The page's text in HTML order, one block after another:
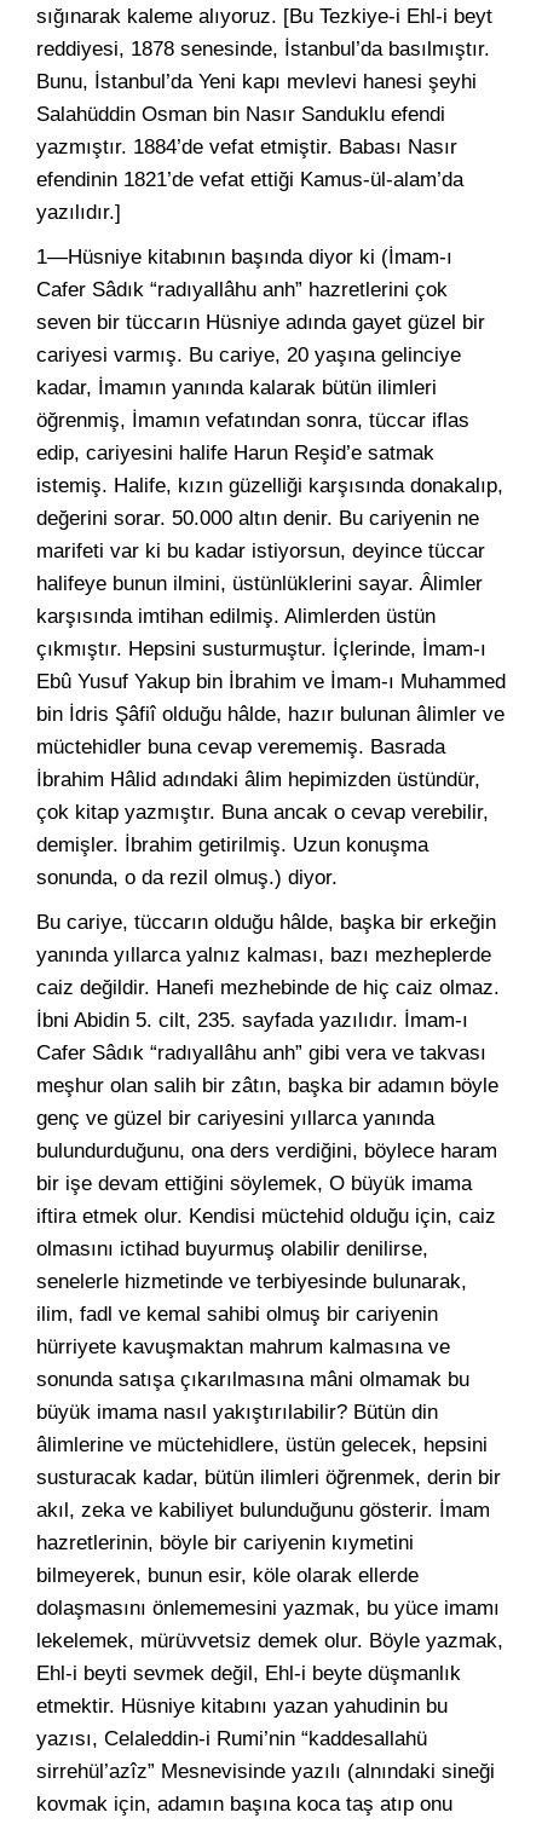
sığınarak kaleme alıyoruz. [Bu Tezkiye-i Ehl-i beyt
reddiyesi, 1878 senesinde, İstanbul’da basılmıştır.
Bunu, İstanbul’da Yeni kapı mevlevi hanesi şeyhi
Salahüddin Osman bin Nasır Sanduklu efendi
yazmıştır. 1884’de vefat etmiştir. Babası Nasır
efendinin 1821’de vefat ettiği Kamus-ül-alam’da
yazılıdır.]
1—Hüsniye kitabının başında diyor ki (İmam-ı
Cafer Sâdık “radıyallâhu anh” hazretlerini çok
seven bir tüccarın Hüsniye adında gayet güzel bir
cariyesi varmış. Bu cariye, 20 yaşına gelinciye
kadar, İmamın yanında kalarak bütün ilimleri
öğrenmiş, İmamın vefatından sonra, tüccar iflas
edip, cariyesini halife Harun Reşid’e satmak
istemiş. Halife, kızın güzelliği karşısında donakalıp,
değerini sorar. 50.000 altın denir. Bu cariyenin ne
marifeti var ki bu kadar istiyorsun, deyince tüccar
halifeye bunun ilmini, üstünlüklerini sayar. Âlimler
karşısında imtihan edilmiş. Alimlerden üstün
çıkmıştır. Hepsini susturmuştur. İçlerinde, İmam-ı
Ebû Yusuf Yakup bin İbrahim ve İmam-ı Muhammed
bin İdris Şâfiî olduğu hâlde, hazır bulunan âlimler ve
müctehidler buna cevap verememiş. Basrada
İbrahim Hâlid adındaki âlim hepimizden üstündür,
çok kitap yazmıştır. Buna ancak o cevap verebilir,
demişler. İbrahim getirilmiş. Uzun konuşma
sonunda, o da rezil olmuş.) diyor.
Bu cariye, tüccarın olduğu hâlde, başka bir erkeğin
yanında yıllarca yalnız kalması, bazı mezheplerde
caiz değildir. Hanefi mezhebinde de hiç caiz olmaz.
İbni Abidin 5. cilt, 235. sayfada yazılıdır. İmam-ı
Cafer Sâdık “radıyallâhu anh” gibi vera ve takvası
meşhur olan salih bir zâtın, başka bir adamın böyle
genç ve güzel bir cariyesini yıllarca yanında
bulundurduğunu, ona ders verdiğini, böylece haram
bir işe devam ettiğini söylemek, O büyük imama
iftira etmek olur. Kendisi müctehid olduğu için, caiz
olmasını ictihad buyurmuş olabilir denilirse,
senelerle hizmetinde ve terbiyesinde bulunarak,
ilim, fadl ve kemal sahibi olmuş bir cariyenin
hürriyete kavuşmaktan mahrum kalmasına ve
sonunda satışa çıkarılmasına mâni olmamak bu
büyük imama nasıl yakıştırılabilir? Bütün din
âlimlerine ve müctehidlere, üstün gelecek, hepsini
susturacak kadar, bütün ilimleri öğrenmek, derin bir
akıl, zeka ve kabiliyet bulunduğunu gösterir. İmam
hazretlerinin, böyle bir cariyenin kıymetini
bilmeyerek, bunun esir, köle olarak ellerde
dolaşmasını önlememesini yazmak, bu yüce imamı
lekelemek, mürüvvetsiz demek olur. Böyle yazmak,
Ehl-i beyti sevmek değil, Ehl-i beyte düşmanlık
etmektir. Hüsniye kitabını yazan yahudinin bu
yazısı, Celaleddin-i Rumi’nin “kaddesallahü
sirrehül’azîz” Mesnevisinde yazılı (alnındaki sineği
kovmak için, adamın başına koca taş atıp onu